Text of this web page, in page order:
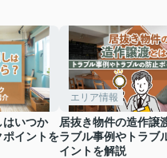
はいつか
ポイントを
エリア情報
居抜き物件の造作譲
ラブル事例やトラブ
イントを解説